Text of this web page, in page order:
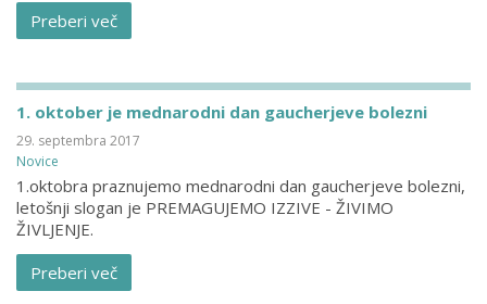
Preberi več
1. oktober je mednarodni dan gaucherjeve bolezni
29. septembra 2017
Novice
1.oktobra praznujemo mednarodni dan gaucherjeve bolezni,
letošnji slogan je PREMAGUJEMO IZZIVE - ŽIVIMO
ŽIVLJENJE.
Preberi več